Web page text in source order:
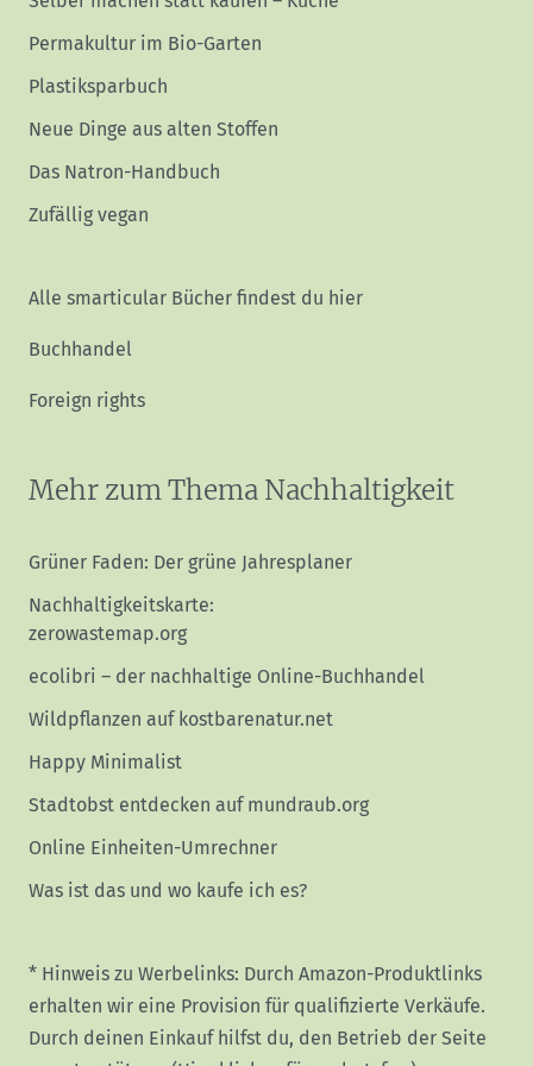
Permakultur im Bio-Garten
Plastiksparbuch
Neue Dinge aus alten Stoffen
Das Natron-Handbuch
Zufällig vegan
Alle smarticular Bücher findest du hier
Buchhandel
Foreign rights
Mehr zum Thema Nachhaltigkeit
Grüner Faden: Der grüne Jahresplaner
Nachhaltigkeitskarte:
zerowastemap.org
ecolibri – der nachhaltige Online-Buchhandel
Wildpflanzen auf kostbarenatur.net
Happy Minimalist
Stadtobst entdecken auf mundraub.org
Online Einheiten-Umrechner
Was ist das und wo kaufe ich es?
* Hinweis zu Werbelinks: Durch Amazon-Produktlinks
erhalten wir eine Provision für qualifizierte Verkäufe.
Durch deinen Einkauf hilfst du, den Betrieb der Seite